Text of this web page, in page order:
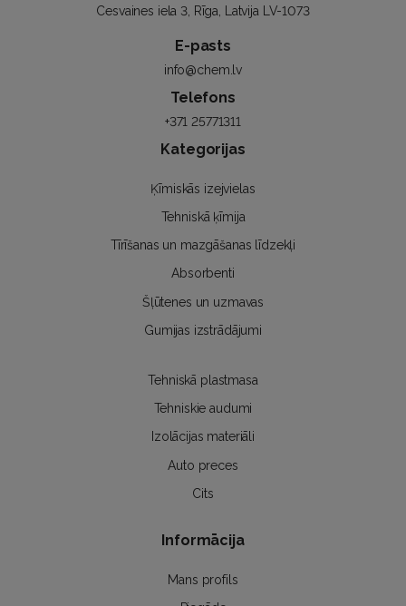
Cesvaines iela 3, Rīga, Latvija LV-1073
E-pasts
info@chem.lv
Telefons
+371 25771311
Kategorijas
Ķīmiskās izejvielas
Tehniskā ķīmija
Tīrīšanas un mazgāšanas līdzekļi
Absorbenti
Šļūtenes un uzmavas
Gumijas izstrādājumi
Tehniskā plastmasa
Tehniskie audumi
Izolācijas materiāli
Auto preces
Cits
Informācija
Mans profils